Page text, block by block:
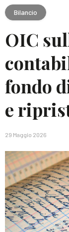
Bilancio
OIC
fondo
e
29 Maggio 2026